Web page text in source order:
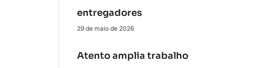
entregadores
29 de maio de 2026
Atento amplia trabalho